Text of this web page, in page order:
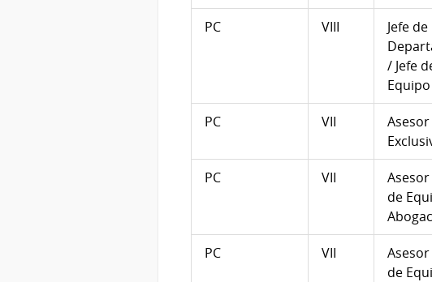
PC VIII
Jefe de
/ Jefe
Equipo
PC VII
Asesor
PC VII
Asesor
de
PC VII
Asesor
de